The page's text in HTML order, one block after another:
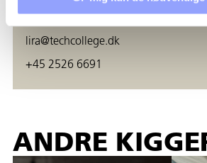
lira@techcollege.dk
+45 2526 6691
ANDRE